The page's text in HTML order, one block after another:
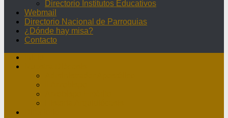
Directorio Institutos Educativos
Webmail
Directorio Nacional de Parroquias
¿Dónde hay misa?
Contacto